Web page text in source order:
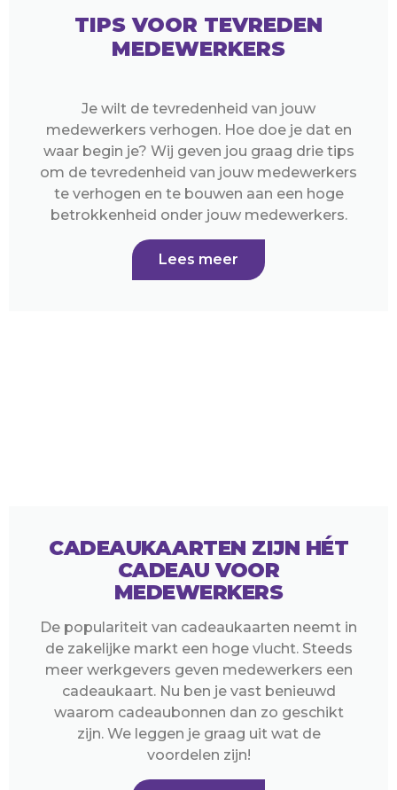
TIPS VOOR TEVREDEN
MEDEWERKERS
Je wilt de tevredenheid van jouw
medewerkers verhogen. Hoe doe je dat en
waar begin je? Wij geven jou graag drie tips
om de tevredenheid van jouw medewerkers
te verhogen en te bouwen aan een hoge
betrokkenheid onder jouw medewerkers.
Lees meer
CADEAUKAARTEN ZIJN HÉT
CADEAU VOOR
MEDEWERKERS
De populariteit van cadeaukaarten neemt in
de zakelijke markt een hoge vlucht. Steeds
meer werkgevers geven medewerkers een
cadeaukaart. Nu ben je vast benieuwd
waarom cadeaubonnen dan zo geschikt
zijn. We leggen je graag uit wat de
voordelen zijn!